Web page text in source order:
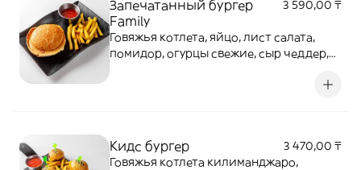
Запечатанный бургер
Family
3 590,00 ₸
Говяжья котлета, яйцо, лист салата,
помидор, огурцы свежие, сыр чеддер,
Кидс бургер
3 470,00 ₸
Говяжья котлета килиманджаро,